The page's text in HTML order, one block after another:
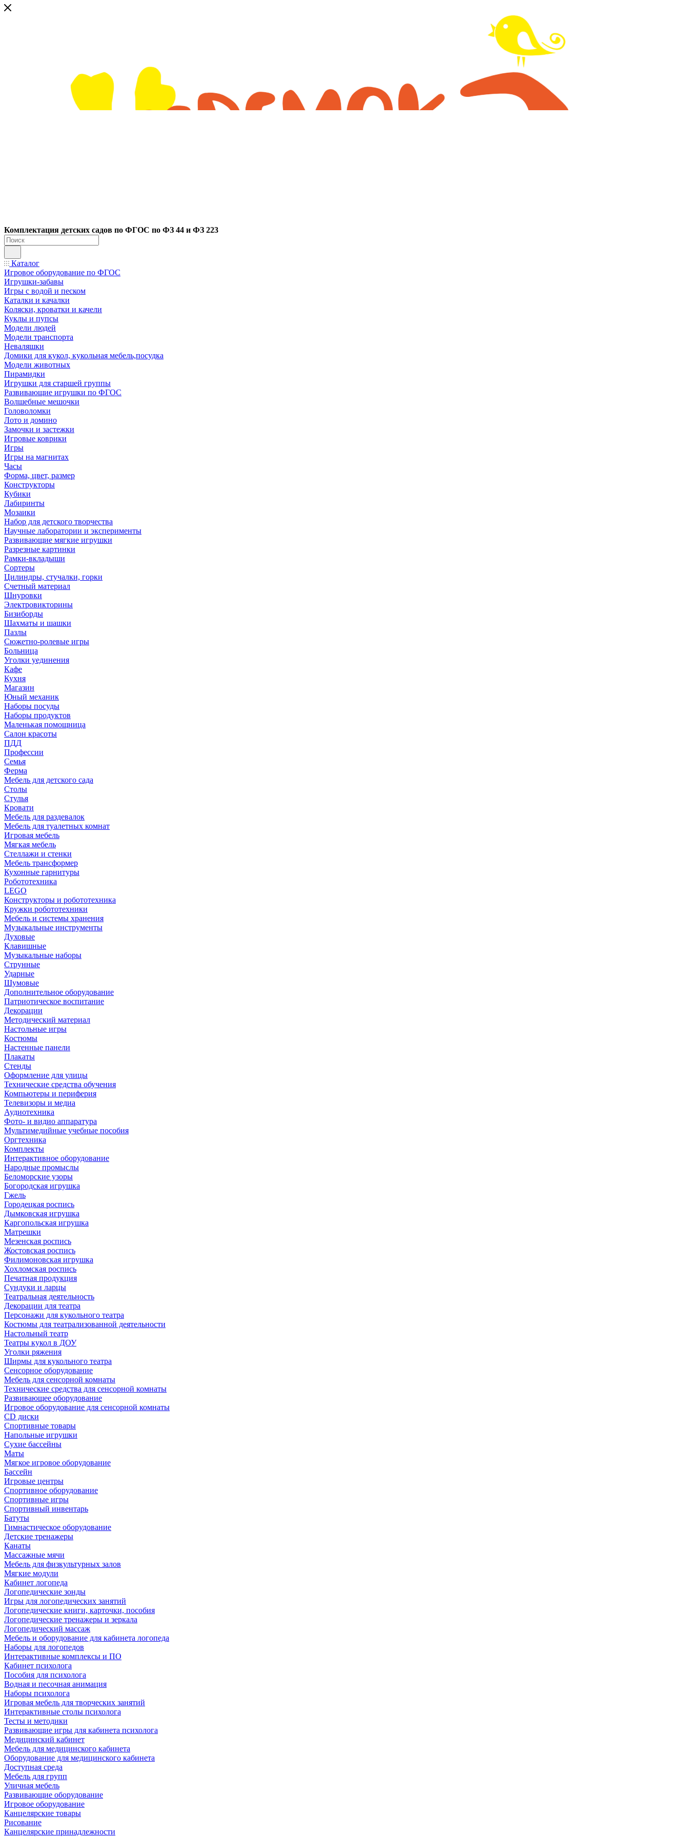
Комплектация детских садов по ФГОC по ФЗ 44 и ФЗ 223
Каталог
Игровое оборудование по ФГОС
Игрушки-забавы
Игры с водой и песком
Каталки и качалки
Коляски, кроватки и качели
Куклы и пупсы
Модели людей
Модели транспорта
Неваляшки
Домики для кукол, кукольная мебель,посудка
Модели животных
Пирамидки
Игрушки для старшей группы
Развивающие игрушки по ФГОС
Волшебные мешочки
Головоломки
Лото и домино
Замочки и застежки
Игровые коврики
Игры
Игры на магнитах
Часы
Форма, цвет, размер
Конструкторы
Кубики
Лабиринты
Мозаики
Набор для детского творчества
Научные лаборатории и эксперименты
Развивающие мягкие игрушки
Разрезные картинки
Рамки-вкладыши
Сортеры
Цилиндры, стучалки, горки
Счетный материал
Шнуровки
Электровикторины
Бизиборды
Шахматы и шашки
Пазлы
Сюжетно-ролевые игры
Больница
Уголки уединения
Кафе
Кухня
Магазин
Юный механик
Наборы посуды
Наборы продуктов
Маленькая помощница
Салон красоты
ПДД
Профессии
Семья
Ферма
Мебель для детского сада
Столы
Cтулья
Кровати
Мебель для раздевалок
Мебель для туалетных комнат
Игровая мебель
Мягкая мебель
Стеллажи и стенки
Мебель трансформер
Кухонные гарнитуры
Робототехника
LEGO
Конструкторы и робототехника
Кружки робототехники
Мебель и системы хранения
Музыкальные инструменты
Духовые
Клавишные
Музыкальные наборы
Струнные
Ударные
Шумовые
Дополнительное оборудование
Патриотическое воспитание
Декорации
Методический материал
Настольные игры
Костюмы
Настенные панели
Плакаты
Стенды
Оформление для улицы
Технические средства обучения
Компьютеры и периферия
Телевизоры и медиа
Аудиотехника
Фото- и видио аппаратура
Мультимедийные учебные пособия
Оргтехника
Комплекты
Интерактивное оборудование
Народные промыслы
Беломорские узоры
Богородская игрушка
Гжель
Городецкая роспись
Дымковская игрушка
Каргопольская игрушка
Матрешки
Мезенская роспись
Жостовская роспись
Филимоновская игрушка
Хохломская роспись
Печатная продукция
Сундуки и ларцы
Театральная деятельность
Декорации для театра
Персонажи для кукольного театра
Костюмы для театрализованной деятельности
Настольный театр
Театры кукол в ДОУ
Уголки ряжения
Ширмы для кукольного театра
Сенсорное оборудование
Мебель для сенсорной комнаты
Технические средства для сенсорной комнаты
Развивающее оборудование
Игровое оборудование для сенсорной комнаты
CD диски
Спортивные товары
Напольные игрушки
Сухие бассейны
Маты
Мягкое игровое оборудование
Бассейн
Игровые центры
Спортивное оборудование
Спортивные игры
Спортивный инвентарь
Батуты
Гимнастическое оборудование
Детские тренажеры
Канаты
Массажные мячи
Мебель для физкультурных залов
Мягкие модули
Кабинет логопеда
Логопедические зонды
Игры для логопедических занятий
Логопедические книги, карточки, пособия
Логопедические тренажеры и зеркала
Логопедический массаж
Мебель и оборудование для кабинета логопеда
Наборы для логопедов
Интерактивные комплексы и ПО
Кабинет психолога
Пособия для психолога
Водная и песочная анимация
Наборы психолога
Игровая мебель для творческих занятий
Интерактивные столы психолога
Тесты и методики
Развивающие игры для кабинета психолога
Медицинский кабинет
Мебель для медицинского кабинета
Оборудование для медицинского кабинета
Доступная среда
Мебель для групп
Уличная мебель
Развивающие оборудование
Игровое оборудование
Канцелярские товары
Рисование
Канцелярские принадлежности